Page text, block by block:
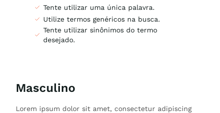
Tente utilizar uma única palavra.
Utilize termos genéricos na busca.
Tente utilizar sinônimos do termo
desejado.
Masculino
Lorem ipsum dolor sit amet, consectetur adipiscing